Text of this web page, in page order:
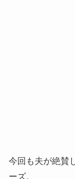
今回も夫が絶賛
ーズ。